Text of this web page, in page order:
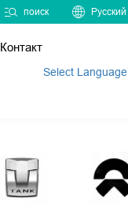
поиск Русский
Контакт
Select Language